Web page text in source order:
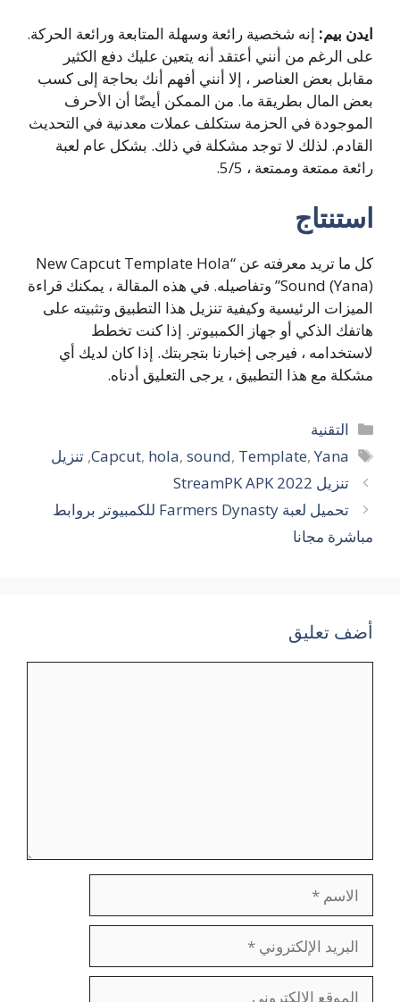
ايدن بيم: إنه شخصية رائعة وسهلة المتابعة ورائعة الحركة.
على الرغم من أنني أعتقد أنه يتعين عليك دفع الكثير
مقابل بعض العناصر ، إلا أنني أفهم أنك بحاجة إلى كسب
بعض المال بطريقة ما. من الممكن أيضًا أن الأحرف
الموجودة في الحزمة ستكلف عملات معدنية في التحديث
القادم. لذلك لا توجد مشكلة في ذلك. بشكل عام لعبة
رائعة ممتعة وممتعة ، 5/5.
استنتاج
كل ما تريد معرفته عن “New Capcut Template Hola
Sound (Yana)” وتفاصيله. في هذه المقالة ، يمكنك قراءة
الميزات الرئيسية وكيفية تنزيل هذا التطبيق وتثبيته على
هاتفك الذكي أو جهاز الكمبيوتر. إذا كنت تخطط
لاستخدامه ، فيرجى إخبارنا بتجربتك. إذا كان لديك أي
مشكلة مع هذا التطبيق ، يرجى التعليق أدناه.
التصنيفات
التقنية
الوسوم
Capcut, hola, sound, Template, Yana
,تنزيل
تنزيل StreamPK APK 2022
تحميل لعبة Farmers Dynasty للكمبيوتر بروابط
مباشرة مجانا
أضف تعليق
الإلكتروني